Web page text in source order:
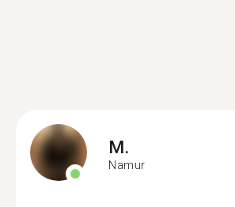
M.
Namur